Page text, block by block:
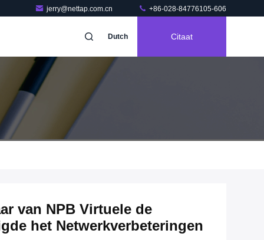
jerry@nettap.com.cn +86-028-84776105-606
Dutch Citaat
van NPB Virtuele de
het Netwerkverbeteringen